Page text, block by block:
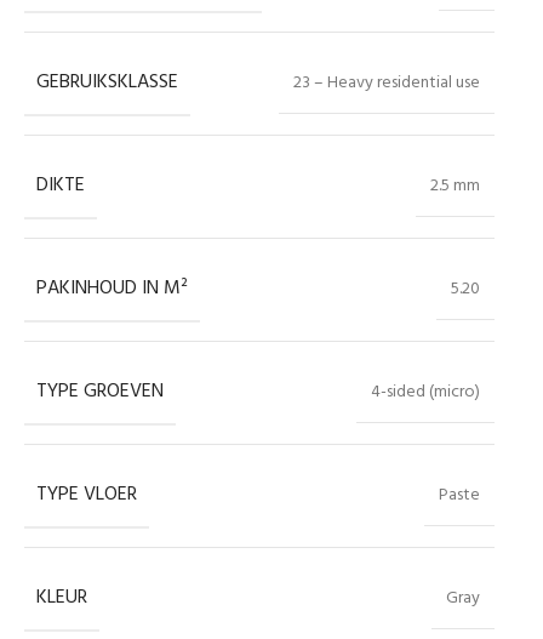
GEBRUIKSKLASSE 23 – Heavy residential use
DIKTE 2.5 mm
PAKINHOUD IN M² 5.20
TYPE GROEVEN 4-sided (micro)
TYPE VLOER Paste
KLEUR Gray